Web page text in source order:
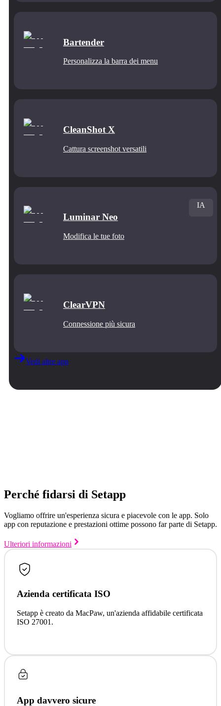
Bartender
Personalizza la barra dei menu
CleanShot X
Cattura screenshot versatili
Luminar Neo
Modifica le tue foto
IA
ClearVPN
Connessione più sicura
Vedi altre app
Perché fidarsi di Setapp
Vogliamo offrire un'esperienza sicura e piacevole con le app. Solo
app con reputazione e prestazioni ottime possono far parte di Setapp.
Ulteriori informazioni
Azienda certificata ISO
Setapp è creato da MacPaw, un'azienda affidabile certificata
ISO 27001.
App davvero sicure